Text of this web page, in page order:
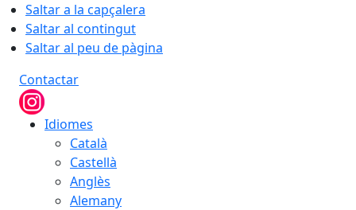
Saltar a la capçalera
Saltar al contingut
Saltar al peu de pàgina
Contactar
Idiomes
Català
Castellà
Anglès
Alemany